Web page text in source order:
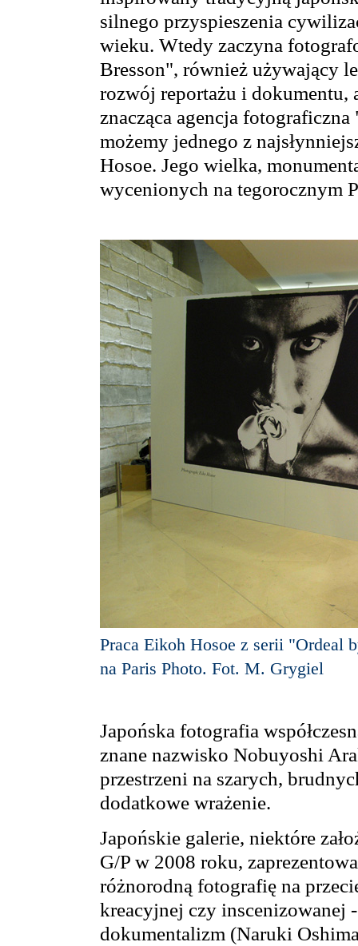
silnego przyspieszenia
wieku. Wtedy zaczyna
Bresson", również używający
rozwój reportażu i dokumentu,
znacząca agencja
możemy jednego z
Hosoe. Jego wielka,
wycenionych na tegorocznym
Praca Eikoh Hosoe z serii "Ordeal
na Paris Photo. Fot. M. Grygiel
Japońska fotografia
znane nazwisko Nobuyoshi
przestrzeni na szarych,
dodatkowe wrażenie.
Japońskie galerie, niektóre
G/P w 2008 roku,
różnorodną fotografię na
kreacyjnej czy inscenizowanej
dokumentalizm (Naruki